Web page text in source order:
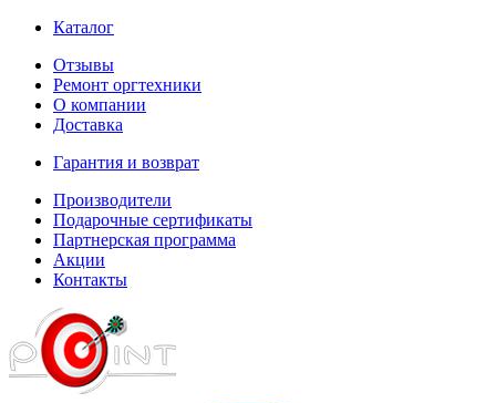
Каталог
Отзывы
Ремонт оргтехники
О компании
Доставка
Гарантия и возврат
Производители
Подарочные сертификаты
Партнерская программа
Акции
Контакты